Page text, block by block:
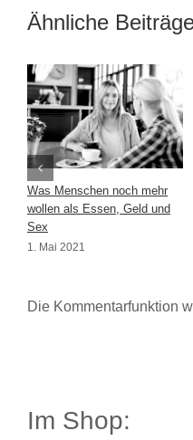
Ähnliche
Was Menschen noch mehr
wollen als Essen, Geld und
Sex
1. Mai 2021
Die Kommentarfunktion
Im Shop: